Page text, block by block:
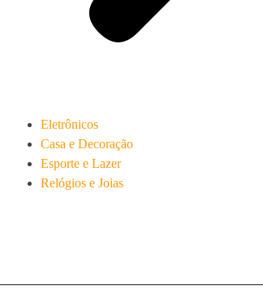
Eletrônicos
Casa e Decoração
Esporte e Lazer
Relógios e Joias